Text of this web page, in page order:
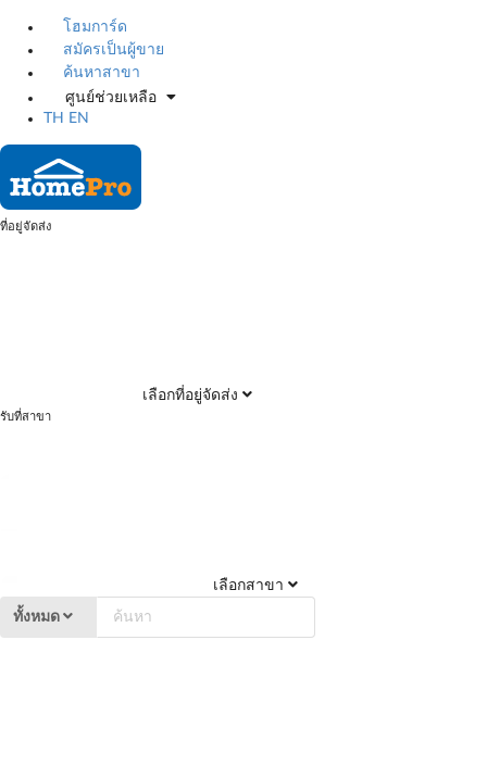
โฮมการ์ด
สมัครเป็นผู้ขาย
ค้นหาสาขา
ศูนย์ช่วยเหลือ
TH
EN
ที่อยู่จัดส่ง
เลือกที่อยู่จัดส่ง
รับที่สาขา
เลือกสาขา
ทั้งหมด